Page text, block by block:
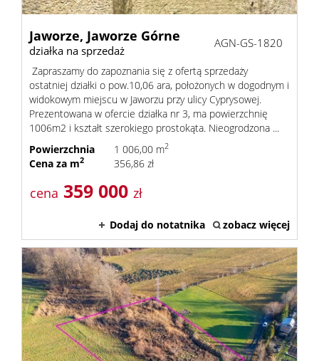
Jaworze, Jaworze Górne
działka na sprzedaż
AGN-GS-1820
Zapraszamy do zapoznania się z ofertą sprzedaży
ostatniej działki o pow.10,06 ara, położonych w dogodnym i
widokowym miejscu w Jaworzu przy ulicy Cyprysowej.
Prezentowana w ofercie działka nr 3, ma powierzchnię
1006m2 i kształt szerokiego prostokąta. Nieogrodzona ...
Powierzchnia
1 006,00 m2
Cena za m2 356,86 zł
cena 359 000 zł
Dodaj do notatnika zobacz więcej